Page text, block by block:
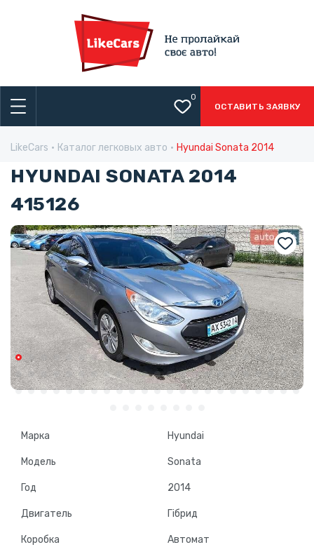
0
ОСТАВИТЬ ЗАЯВКУ
LikeCars Каталог легковых авто Hyundai Sonata 2014
HYUNDAI SONATA 2014
415126
Марка Hyundai
Модель Sonata
Год 2014
Двигатель Гібрид
Коробка Автомат